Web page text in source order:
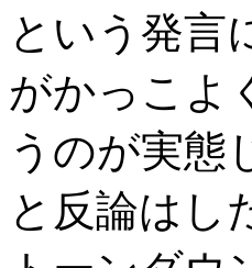
という発言
がかっこよ
うのが実態
と反論はし